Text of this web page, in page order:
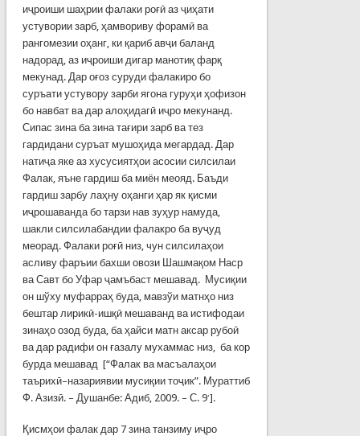
иҷроиши шаҳрии фалаки роғӣ аз ҷиҳати
устувории зарб, ҳамвориву форамӣ ва
рангомезии оҳанг, ки қариб авҷи баланд
надорад, аз иҷроиши дигар манотиқ фарқ
мекунад. Дар оғоз суруди фалакиро бо
суръати устувору зарби ягона гуруҳи ҳофизон
бо навбат ва дар алоҳидагӣ иҷро мекунанд.
Сипас зина ба зина тағири зарб ва тез
гардидани суръат мушоҳида мегардад. Дар
натиҷа яке аз хусусиятҳои асосии силсилаи
Фалак, яъне гардиш ба миён меояд. Баъди
гардиш зарбу лаҳну оҳанги ҳар як қисми
иҷрошаванда бо тарзи нав зуҳур намуда,
шакли силсилабандии фалакро ба вуҷуд
меорад. Фалаки роғӣ низ, чун силсилаҳои
асливу фаръии бахши овози Шашмақом Наср
ва Савт бо Уфар ҷамъбаст мешавад. Мусиқии
он шўху муфарраҳ буда, мавзўи матнҳо низ
бештар лирикӣ-ишқӣ мешаванд ва истифодаи
зинаҳо озод буда, ба ҳайси матн аксар рубоӣ
ва дар радифи он ғазалу мухаммас низ, ба кор
бурда мешавад [“Фалак ва масъалаҳои
таърихӣ–назариявии мусиқии тоҷик”. Мураттиб
Ф. Азизӣ. – Душанбе: Адиб, 2009. – С. 9.].
Қисмҳои фалак дар 7 зина танзиму иҷро